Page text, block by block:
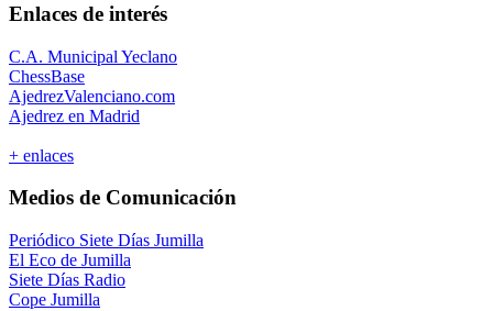
Enlaces de interés
C.A. Municipal Yeclano
ChessBase
AjedrezValenciano.com
Ajedrez en Madrid
+ enlaces
Medios de Comunicación
Periódico Siete Días Jumilla
El Eco de Jumilla
Siete Días Radio
Cope Jumilla